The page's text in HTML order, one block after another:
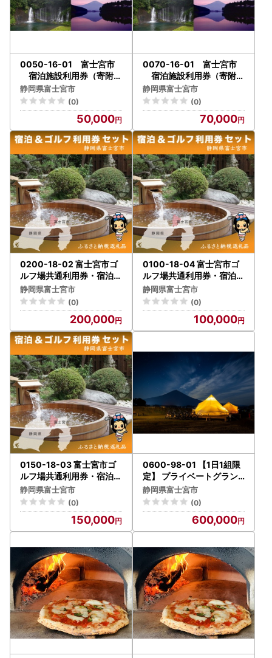
0050-16-01 富士宮市
宿泊施設利用券（寄附額
50,000円コース）
静岡県富士宮市
(0)
50,000
0070-16-01 富士宮市
宿泊施設利用券（寄附額
70,000円コース）
静岡県富士宮市
(0)
70,000
0200-18-02 富士宮市ゴ
ルフ場共通利用券・宿泊施
設利用券セット 寄附額20
万円コース
静岡県富士宮市
(0)
200,000
0100-18-04 富士宮市ゴ
ルフ場共通利用券・宿泊施
設利用券セット 寄附額10
万円コース
静岡県富士宮市
(0)
100,000
0150-18-03 富士宮市ゴ
ルフ場共通利用券・宿泊施
設利用券セット 寄附額15
万円コース
静岡県富士宮市
(0)
150,000
0600-98-01 【1日1組限
定】 プライベートグラン
ピング MT. FUJI SATOYA
MA VACATION 1泊宿泊チ
ケット
静岡県富士宮市
(0)
600,000